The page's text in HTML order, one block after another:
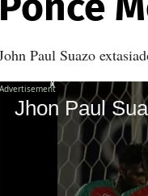
Paul Suazo
X